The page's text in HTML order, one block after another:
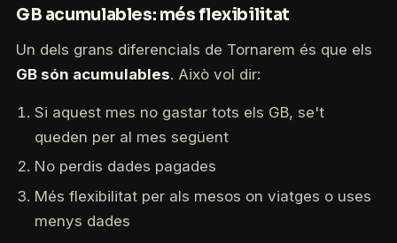
GB acumulables: més flexibilitat
Un dels grans diferencials de Tornarem és que els
GB són acumulables. Això vol dir:
Si aquest mes no gastar tots els GB, se't
queden per al mes següent
No perdis dades pagades
Més flexibilitat per als mesos on viatges o uses
menys dades